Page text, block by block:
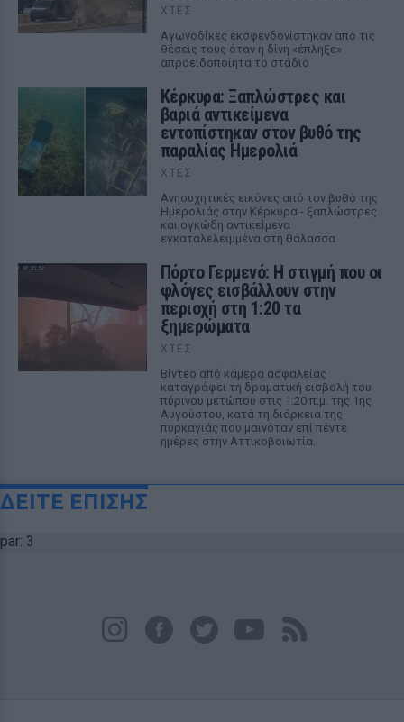
ΧΤΕΣ
Αγωνοδίκες εκσφενδονίστηκαν από τις
θέσεις τους όταν η δίνη «έπληξε»
απροειδοποίητα το στάδιο
Κέρκυρα: Ξαπλώστρες και
βαριά αντικείμενα
εντοπίστηκαν στον βυθό της
παραλίας Ημερολιά
ΧΤΕΣ
Ανησυχητικές εικόνες από τον βυθό της
Ημερολιάς στην Κέρκυρα - ξαπλώστρες
και ογκώδη αντικείμενα
εγκαταλελειμμένα στη θάλασσα
Πόρτο Γερμενό: Η στιγμή που οι
φλόγες εισβάλλουν στην
περιοχή στη 1:20 τα
ξημερώματα
ΧΤΕΣ
Βίντεο από κάμερα ασφαλείας
καταγράφει τη δραματική εισβολή του
πύρινου μετώπου στις 1:20 π.μ. της 1ης
Αυγούστου, κατά τη διάρκεια της
πυρκαγιάς που μαινόταν επί πέντε
ημέρες στην Αττικοβοιωτία.
ΔΕΙΤΕ ΕΠΙΣΗΣ
par: 3